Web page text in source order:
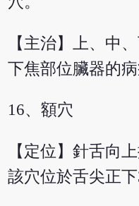
【主治】上、中
下焦部位臟器的病
16、額穴
【定位】針舌向
該穴位於舌尖正下